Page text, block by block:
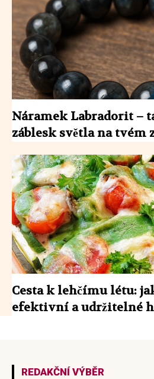
Náramek Labradorit –
záblesk světla na tvém
Cesta k lehčímu létu:
efektivní a udržitelné
REDAKČNÍ VÝBĚR